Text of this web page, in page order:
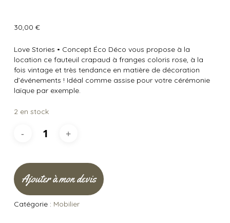
30,00 €
Love Stories • Concept Éco Déco vous propose à la
location ce fauteuil crapaud à franges coloris rose, à la
fois vintage et très tendance en matière de décoration
d’événements ! Idéal comme assise pour votre cérémonie
laïque par exemple.
2 en stock
Ajouter à mon devis
Catégorie : Mobilier